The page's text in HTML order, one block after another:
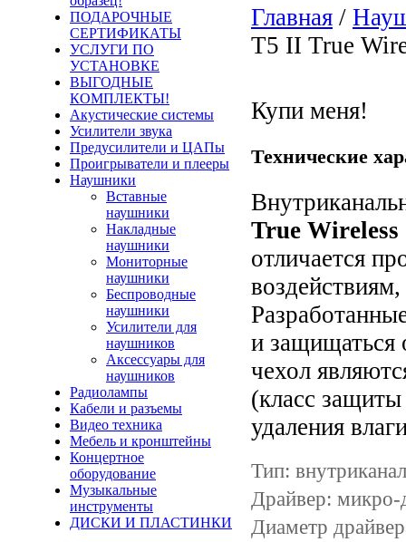
ПОДАРОЧНЫЕ
СЕРТИФИКАТЫ
УСЛУГИ ПО
УСТАНОВКЕ
ВЫГОДНЫЕ
КОМПЛЕКТЫ!
Акустические системы
Усилители звука
Предусилители и ЦАПы
Проигрыватели и плееры
Наушники
Вставные
наушники
Накладные
наушники
Мониторные
наушники
Беспроводные
наушники
Усилители для
наушников
Аксессуары для
наушников
Радиолампы
Кабели и разъемы
Видео техника
Мебель и кронштейны
Концертное
оборудование
Музыкальные
инструменты
ДИСКИ И ПЛАСТИНКИ
Главная /
T5 II True
Купи меня!
Технические
True Wireless
отличается
воздействиям,
и защищаться
чехол
(класс
удаления
Тип:
Драйвер:
Диаметр